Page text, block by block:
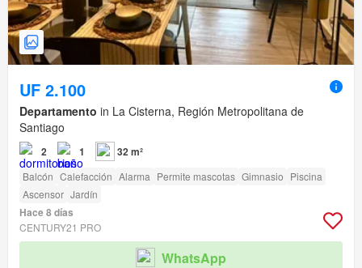
UF 2.100
Departamento in La Cisterna, Región Metropolitana de
Santiago
2 1 32 m²
Balcón Calefacción Alarma Permite mascotas Gimnasio Piscina
Ascensor Jardín
Hace 8 días
CENTURY21 PRO
WhatsApp